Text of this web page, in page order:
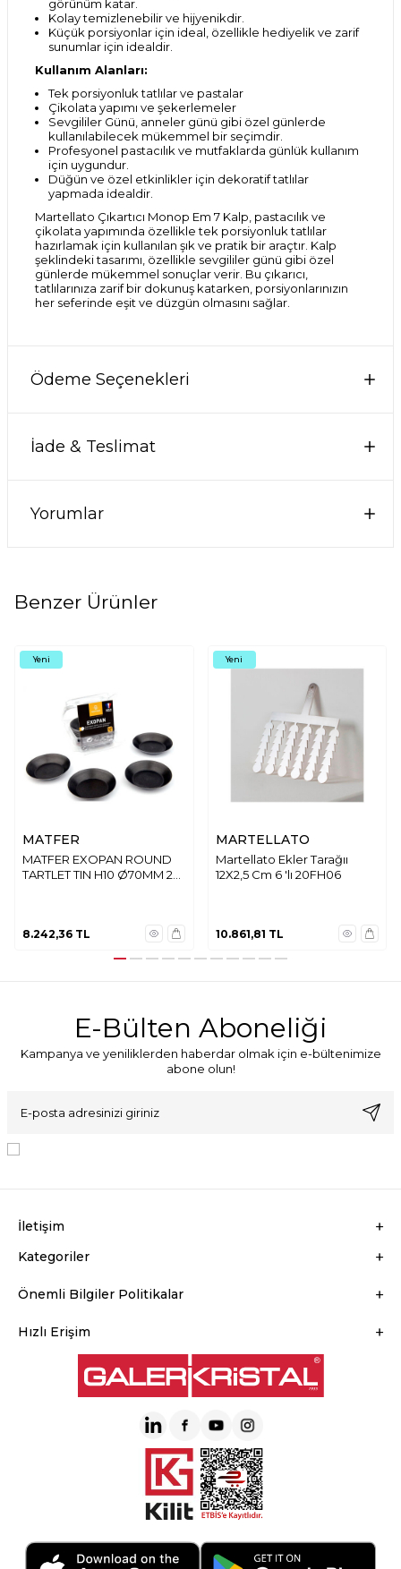
görünüm katar.
Kolay temizlenebilir ve hijyenikdir.
Küçük porsiyonlar için ideal, özellikle hediyelik ve zarif
sunumlar için idealdir.
Kullanım Alanları:
Tek porsiyonluk tatlılar ve pastalar
Çikolata yapımı ve şekerlemeler
Sevgililer Günü, anneler günü gibi özel günlerde
kullanılabilecek mükemmel bir seçimdir.
Profesyonel pastacılık ve mutfaklarda günlük kullanım
için uygundur.
Düğün ve özel etkinlikler için dekoratif tatlılar
yapmada idealdir.
Martellato Çıkartıcı Monop Em 7 Kalp, pastacılık ve
çikolata yapımında özellikle tek porsiyonluk tatlılar
hazırlamak için kullanılan şık ve pratik bir araçtır. Kalp
şeklindeki tasarımı, özellikle sevgililer günü gibi özel
günlerde mükemmel sonuçlar verir. Bu çıkarıcı,
tatlılarınıza zarif bir dokunuş katarken, porsiyonlarınızın
her seferinde eşit ve düzgün olmasını sağlar.
Ödeme Seçenekleri
İade & Teslimat
Yorumlar
Benzer Ürünler
Yeni
MATFER
MATFER EXOPAN ROUND
TARTLET TIN H10 Ø70MM 25
8.242,36 TL
Yeni
MARTELLATO
Martellato Ekler Tarağıı
12X2,5 Cm 6 'lı 20FH06
10.861,81 TL
E-Bülten Aboneliği
Kampanya ve yeniliklerden haberdar olmak için e-bültenimize
abone olun!
İletişim
Kategoriler
Önemli Bilgiler Politikalar
Hızlı Erişim